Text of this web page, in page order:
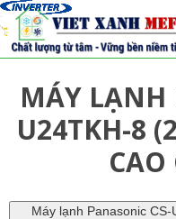
MÁY LẠNH
U24TKH-8
CAO
Máy lạnh Panasonic